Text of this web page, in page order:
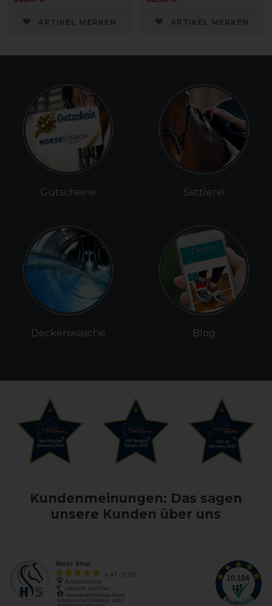
ARTIKEL MERKEN ARTIKEL MERKEN
Gutscheine
Deckenwäsche
Sattlerei
Blog
Kundenmeinungen: Das sagen
unsere Kunden über uns